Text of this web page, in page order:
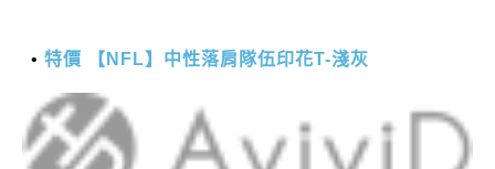
特價 【NFL】中性落肩隊伍印花T-淺灰